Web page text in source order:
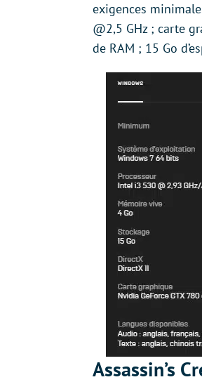
exigences
@2,5 GHz ; carte
de RAM ; 15 Go
Assassin’s